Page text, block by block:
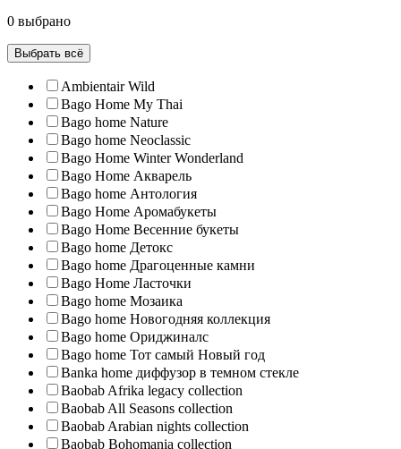
0 выбрано
Выбрать всё
Ambientair Wild
Bago Home My Thai
Bago home Nature
Bago home Neoclassic
Bago Home Winter Wonderland
Bago Home Акварель
Bago home Антология
Bago Home Аромабукеты
Bago Home Весенние букеты
Bago home Детокс
Bago home Драгоценные камни
Bago Home Ласточки
Bago home Мозаика
Bago home Новогодняя коллекция
Bago home Ориджиналс
Bago home Тот самый Новый год
Banka home диффузор в темном стекле
Baobab Afrika legacy collection
Baobab All Seasons collection
Baobab Arabian nights collection
Baobab Bohomania collection